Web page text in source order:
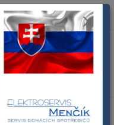
Menu
0ks
za0,00 Kč
PŘÍSLUŠENSTVÍ